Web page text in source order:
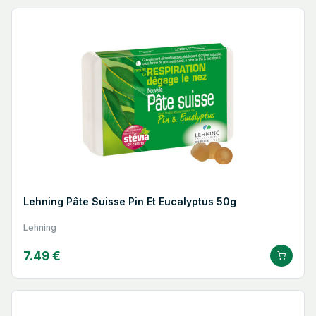
adaptées aux pathologies pédiatriques les plus courantes. Les
gammes hivernales, les produits pour le sommeil et les
formules digestives proposent des dosages et des formes
adaptés aux plus jeunes, avec des formulations sans alcool
La santé des femmes est adressée par la gamme Famenpax et
d'autres formules dédiées au confort gynécologique et
hormonal, qui proposent des approches naturelles pour
accompagner les différentes étapes du cycle féminin.
pour le confort articulaire, circulatoire et nerveux, adaptées aux
contraintes de terrain qui caractérisent souvent ce public.
La santé animale représente un axe de développement que le
homéopathie et phytothérapie à la médecine vétérinaire,
notamment pour les animaux d'élevage dans le cadre de
démarches de réduction des antibiotiques.
Lehning Pâte Suisse Pin Et Eucalyptus 50g
Lehning
7.49 €